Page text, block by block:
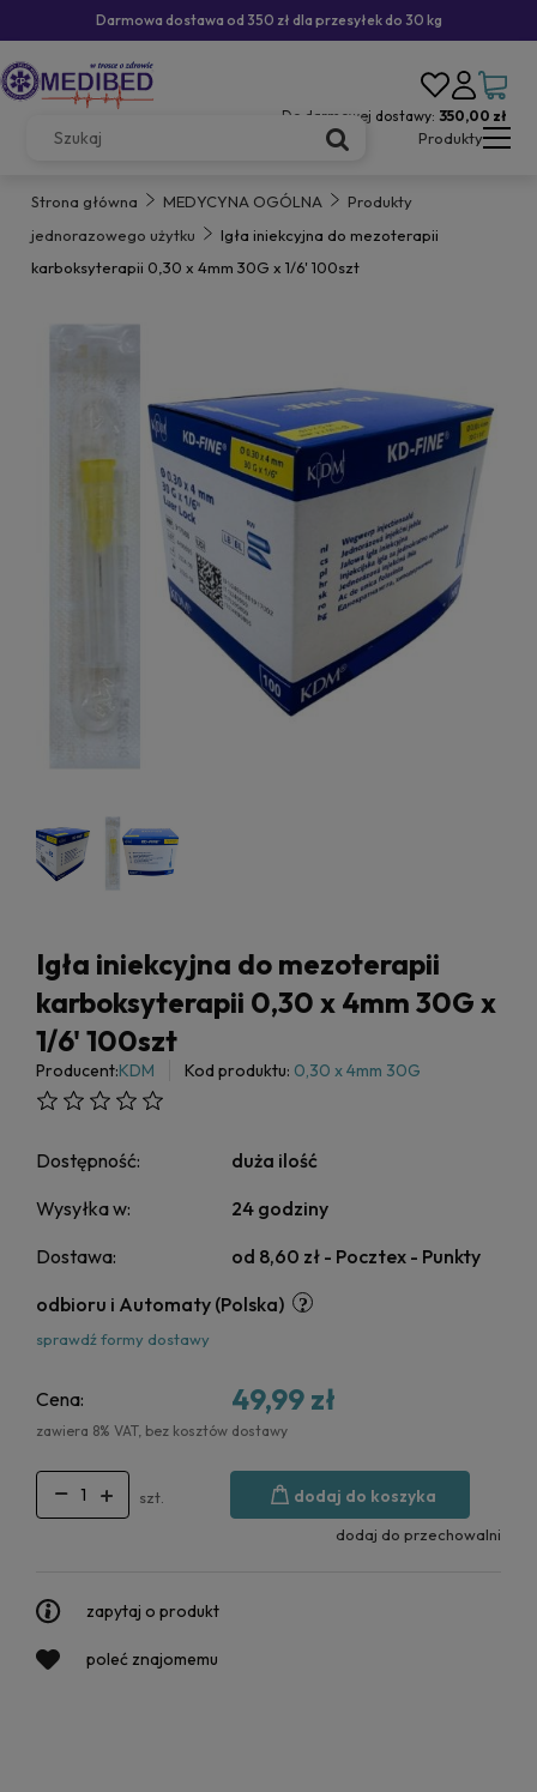
Darmowa dostawa od 350 zł dla przesyłek do 30 kg
Do darmowej dostawy: 350,00 zł
Produkty
Strona główna MEDYCYNA OGÓLNA
Produkty
jednorazowego użytku
Igła iniekcyjna do mezoterapii
karboksyterapii 0,30 x 4mm 30G x 1/6' 100szt
Igła iniekcyjna do mezoterapii
karboksyterapii 0,30 x 4mm 30G x
1/6' 100szt
Producent:KDM Kod produktu: 0,30 x 4mm 30G
Dostępność:
duża ilość
Wysyłka w:
24 godziny
Dostawa:
od 8,60 zł - Pocztex - Punkty
odbioru i Automaty (Polska)
sprawdź formy dostawy
Cena: 49,99 zł
zawiera 8% VAT, bez kosztów dostawy
szt. dodaj do koszyka
dodaj do przechowalni
zapytaj o produkt
poleć znajomemu